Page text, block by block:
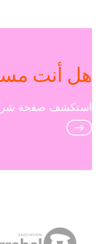
هل أنت
استكشف صفحة